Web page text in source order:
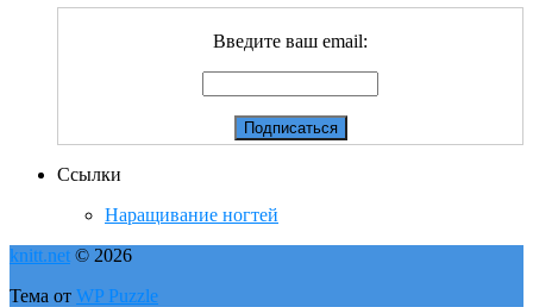
Введите ваш email:
Ссылки
Наращивание ногтей
knitt.net © 2026
Тема от WP Puzzle